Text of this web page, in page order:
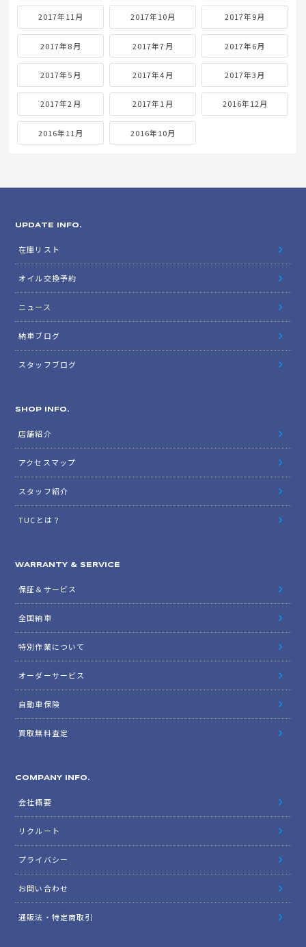
2017年11月 2017年10月 2017年9月
2017年8月 2017年7月 2017年6月
2017年5月 2017年4月 2017年3月
2017年2月 2017年1月 2016年12月
2016年11月 2016年10月
UPDATE INFO.
在庫リスト
オイル交換予約
ニュース
納車ブログ
スタッフブログ
SHOP INFO.
店舗紹介
アクセスマップ
スタッフ紹介
TUCとは？
WARRANTY & SERVICE
保証＆サービス
全国納車
特別作業について
オーダーサービス
自動車保険
買取無料査定
COMPANY INFO.
会社概要
リクルート
プライバシー
お問い合わせ
通販法・特定商取引